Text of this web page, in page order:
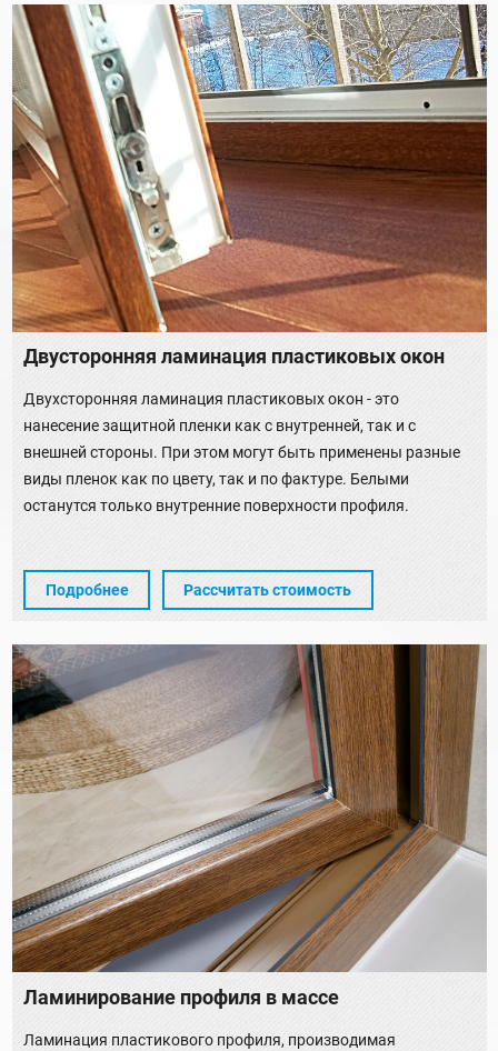
Двусторонняя ламинация пластиковых окон
Двухсторонняя ламинация пластиковых окон - это
нанесение защитной пленки как с внутренней, так и с
внешней стороны. При этом могут быть применены разные
виды пленок как по цвету, так и по фактуре. Белыми
останутся только внутренние поверхности профиля.
Подробнее Рассчитать стоимость
Ламинирование профиля в массе
Ламинация пластикового профиля, производимая